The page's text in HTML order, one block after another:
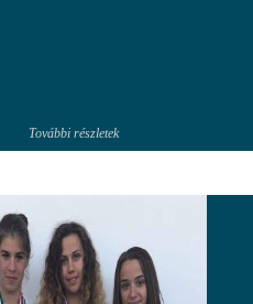
További részletek